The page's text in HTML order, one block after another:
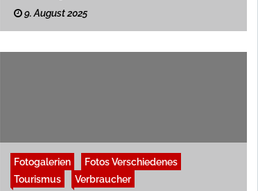
9. August 2025
Fotogalerien
Fotos Verschiedenes
Tourismus
Verbraucher